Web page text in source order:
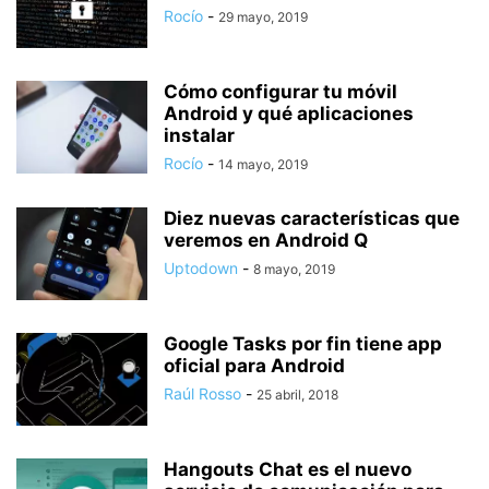
Rocío - 29 mayo, 2019
Cómo configurar tu móvil
Android y qué aplicaciones
instalar
Rocío - 14 mayo, 2019
Diez nuevas características que
veremos en Android Q
Uptodown - 8 mayo, 2019
Google Tasks por fin tiene app
oficial para Android
Raúl Rosso - 25 abril, 2018
Hangouts Chat es el nuevo